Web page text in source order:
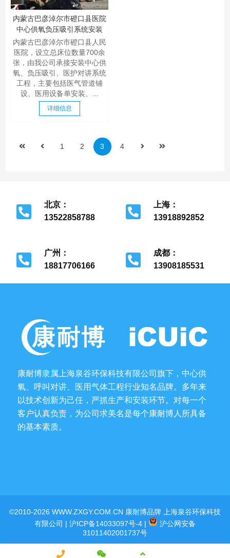
内蒙古巴彦淖尔市磴口县医院
中心供氧负压吸引系统安装
内蒙古巴彦淖尔市磴口县人民
医院，设立总床位数量700余
张，由我公司承接安装中心供
氧、负压吸引、医护对讲系统
工程，主要包括医气管道铺
设、医用设备单安装、...
详细信息
1 2 3 4
北京：
13522858788
上海：
13918892852
广州：
18817706166
成都：
13908185531
康耐博隶属上海泉谷环保科技有限公司旗下，中心供
氧、呼叫对讲、医用气体工程行业知名品牌。多年来
以技术创新为己任，严抓生产和安装环节。对每一个
客户认真负责，为公司求美名是每个康耐博人所具备
的基本素质。
©2010-2026 WWW.ZXGY.COM.CN 康耐博品牌 上海泉谷环保科技
有限公司 | 沪ICP备14033097号-4|
沪公网安备
31011402001737号